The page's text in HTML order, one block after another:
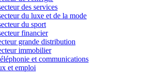
des services
du luxe et de la mode
du sport
financier
grande distribution
immobilier
et communications
et emploi